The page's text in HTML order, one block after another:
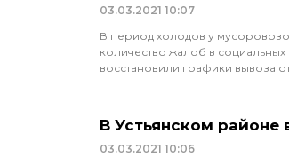
03.03.2021 10:07
В период холодов у
количество жалоб в
восстановили графики вывоза
В Устьянском районе
03.03.2021 10:06